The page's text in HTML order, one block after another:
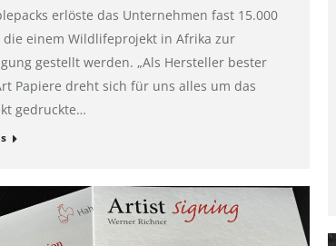
erlöste das Unternehmen fast 15.000
die einem Wildlifeprojekt in Afrika zur
gestellt werden. „Als Hersteller bester
Papiere dreht sich für uns alles um das
gedruckte…